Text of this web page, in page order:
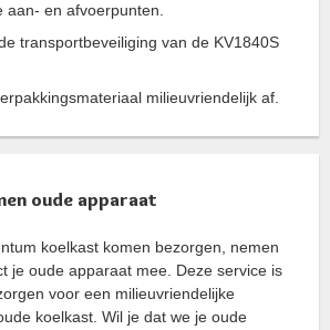
aan- en afvoerpunten.
transportbeveiliging van de KV1840S
milieuvriendelijk af.
oude apparaat
koelkast komen bezorgen, nemen
je oude apparaat mee. Deze service is
voor een milieuvriendelijke
koelkast. Wil je dat we je oude